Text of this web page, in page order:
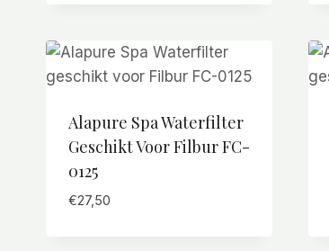
Alapure Spa Waterfilter
Geschikt Voor Filbur FC-
0125
€27,50